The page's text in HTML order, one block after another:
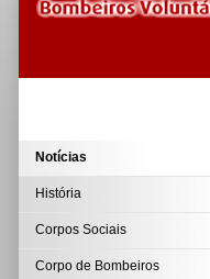
Notícias
História
Corpos Sociais
Corpo de Bombeiros